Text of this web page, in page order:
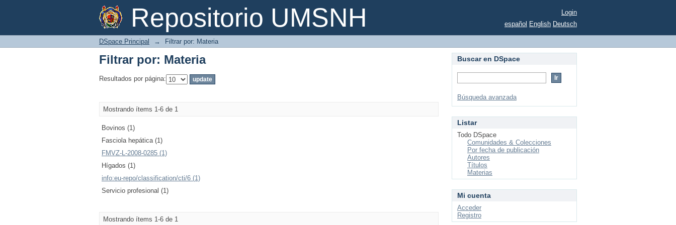
Repositorio UMSNH
Filtrar por: Materia
Login
español English Deutsch
DSpace Principal → Filtrar por: Materia
Filtrar por: Materia
Resultados por página:
Mostrando ítems 1-6 de 1
Bovinos (1)
Fasciola hepática (1)
FMVZ-L-2008-0285 (1)
Hígados (1)
info:eu-repo/classification/cti/6 (1)
Servicio profesional (1)
Mostrando ítems 1-6 de 1
Buscar en DSpace
Búsqueda avanzada
Listar
Todo DSpace
Comunidades & Colecciones
Por fecha de publicación
Autores
Títulos
Materias
Mi cuenta
Acceder
Registro